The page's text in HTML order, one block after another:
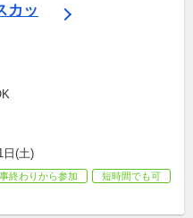
カッ
日(土)
終わりから参加
短時間でも可